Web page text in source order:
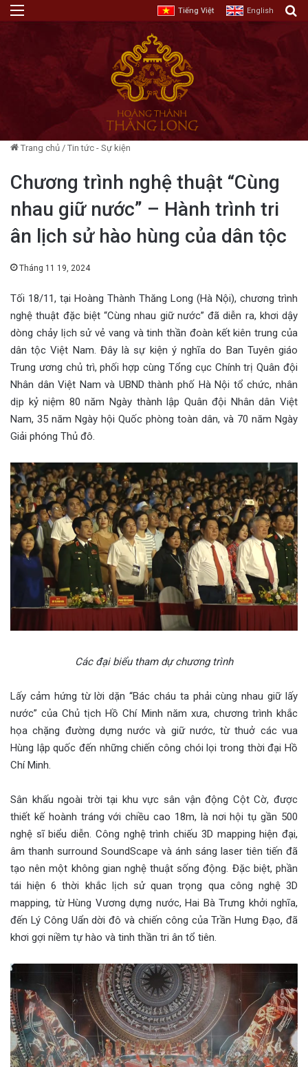
Tiếng Việt English
Trang chủ / Tin tức - Sự kiện
Chương trình nghệ thuật “Cùng
nhau giữ nước” – Hành trình tri
ân lịch sử hào hùng của dân tộc
Tháng 11 19, 2024
Tối 18/11, tại Hoàng Thành Thăng Long (Hà Nội), chương trình
nghệ thuật đặc biệt “Cùng nhau giữ nước” đã diễn ra, khơi dậy
dòng chảy lịch sử vẻ vang và tinh thần đoàn kết kiên trung của
dân tộc Việt Nam. Đây là sự kiện ý nghĩa do Ban Tuyên giáo
Trung ương chủ trì, phối hợp cùng Tổng cục Chính trị Quân đội
Nhân dân Việt Nam và UBND thành phố Hà Nội tổ chức, nhân
dịp kỷ niệm 80 năm Ngày thành lập Quân đội Nhân dân Việt
Nam, 35 năm Ngày hội Quốc phòng toàn dân, và 70 năm Ngày
Giải phóng Thủ đô.
Các đại biểu tham dự chương trình
Lấy cảm hứng từ lời dặn “Bác cháu ta phải cùng nhau giữ lấy
nước” của Chủ tịch Hồ Chí Minh năm xưa, chương trình khắc
họa chặng đường dựng nước và giữ nước, từ thuở các vua
Hùng lập quốc đến những chiến công chói lọi trong thời đại Hồ
Chí Minh.
Sân khấu ngoài trời tại khu vực sân vận động Cột Cờ, được
thiết kế hoành tráng với chiều cao 18m, là nơi hội tụ gần 500
nghệ sĩ biểu diễn. Công nghệ trình chiếu 3D mapping hiện đại,
âm thanh surround SoundScape và ánh sáng laser tiên tiến đã
tạo nên một không gian nghệ thuật sống động. Đặc biệt, phần
tái hiện 6 thời khắc lịch sử quan trọng qua công nghệ 3D
mapping, từ Hùng Vương dựng nước, Hai Bà Trưng khởi nghĩa,
đến Lý Công Uẩn dời đô và chiến công của Trần Hưng Đạo, đã
khơi gợi niềm tự hào và tinh thần tri ân tổ tiên.